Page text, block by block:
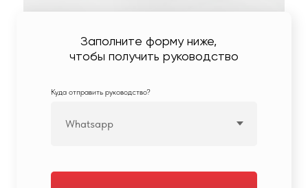
Заполните форму ниже,
чтобы получить руководство
Куда отправить руководство?